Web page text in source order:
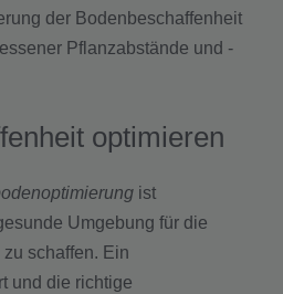
der Bodenbeschaffenheit
Pflanzabstände und -
optimieren
ist
Umgebung für die
schaffen. Ein
und die richtige